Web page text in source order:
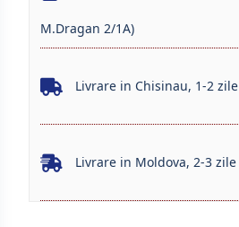
M.Dragan 2/1A)
Livrare in Chisinau, 1-2 zile
Livrare in Moldova, 2-3 zile